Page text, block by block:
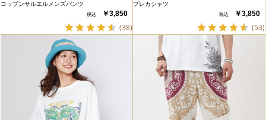
コップンサルエルメンズパンツ
￥3,850
(38)
プレカシャツ
￥3,850
(53)